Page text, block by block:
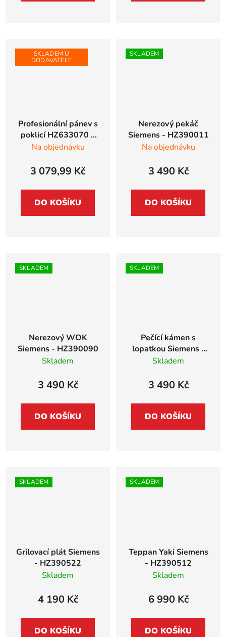
SKLADEM U
DODAVATELE
Profesionální pánev s
poklicí HZ633070 a
HZ633001
Na objednávku
3 079,99 Kč
DO KOŠÍKU
SKLADEM
Nerezový pekáč
Siemens - HZ390011
Na objednávku
3 490 Kč
DO KOŠÍKU
SKLADEM
Nerezový WOK
Siemens - HZ390090
Skladem
3 490 Kč
DO KOŠÍKU
SKLADEM
Pečící kámen s
lopatkou Siemens -
HZ327000
Skladem
3 490 Kč
DO KOŠÍKU
SKLADEM
Grilovací plát Siemens
- HZ390522
Skladem
4 190 Kč
DO KOŠÍKU
SKLADEM
Teppan Yaki Siemens
- HZ390512
Skladem
6 990 Kč
DO KOŠÍKU